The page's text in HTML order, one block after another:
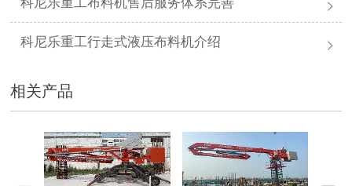
科尼乐重工行走式液压布料机介绍
相关产品